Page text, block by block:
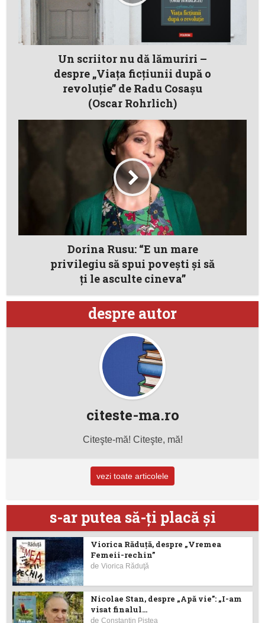
Un scriitor nu dă lămuriri –
despre „Viaţa ficţiunii după o
revoluţie” de Radu Cosaşu
(Oscar Rohrlich)
Dorina Rusu: “E un mare
privilegiu să spui povești și să
ți le asculte cineva”
despre autor
citeste-ma.ro
Citeşte-mă! Citeşte, mă!
vezi toate articolele
s-ar putea să-ţi placă şi
Viorica Răduţă, despre „Vremea
Femeii-rechin”
deViorica Răduţă
Nicolae Stan, despre „Apă vie”: „I-am
visat finalul...
deConstantin Piştea